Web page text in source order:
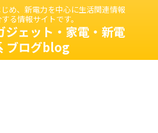
め、新電力を中心に生活関連情報
る情報サイトです。
ジェット・家電・新電
ブログblog